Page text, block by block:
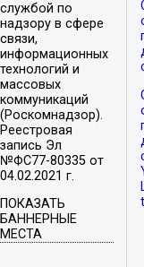
службой по
надзору в сфере
связи,
информационных
технологий и
массовых
коммуникаций
(Роскомнадзор).
Реестровая
запись Эл
№ФС77-80335 от
04.02.2021 г.
ПОКАЗАТЬ
БАННЕРНЫЕ
МЕСТА